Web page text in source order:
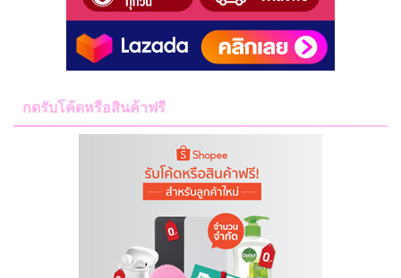
กดรับโค้ดหรือสินค้าฟรี